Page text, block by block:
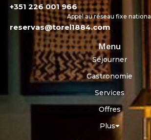
+351 226 001 966
Appel au réseau fixe national
reservas@torel1884.com
Menu
Séjourner
Gastronomie
Services
Offres
Plus